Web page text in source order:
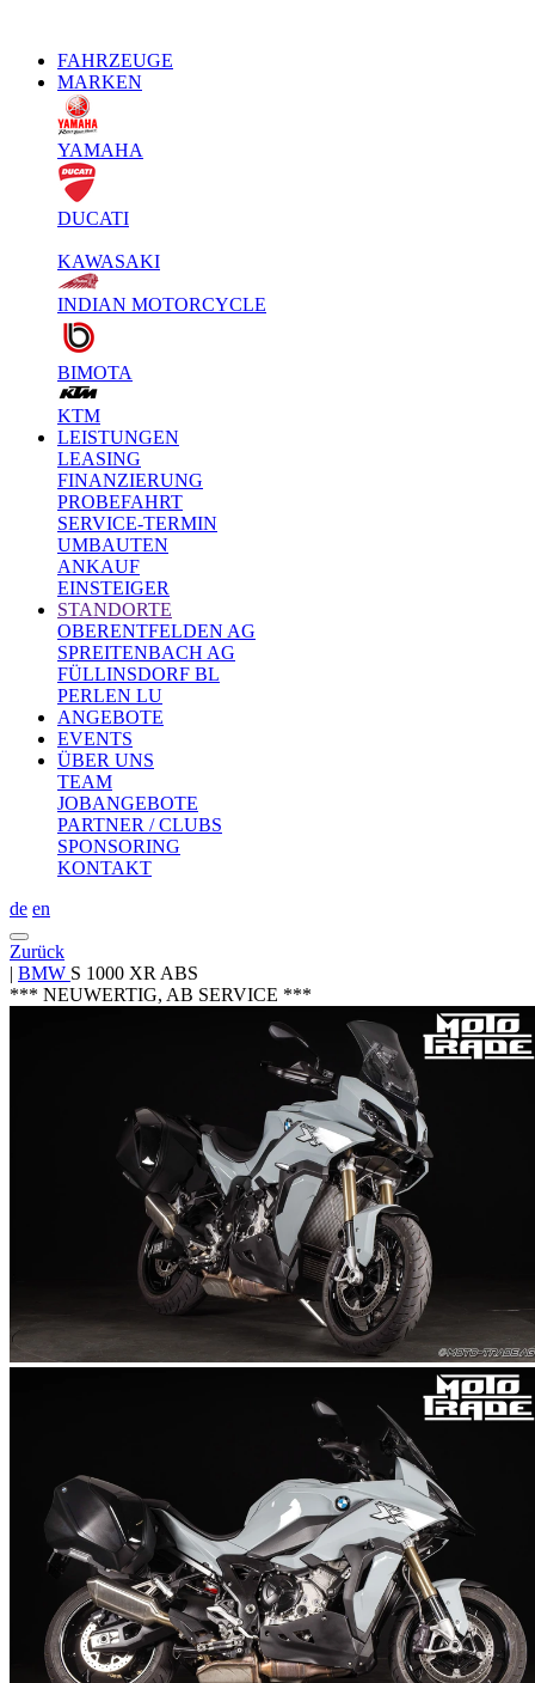
FAHRZEUGE
MARKEN
YAMAHA
DUCATI
KAWASAKI
INDIAN MOTORCYCLE
BIMOTA
KTM
LEISTUNGEN
LEASING
FINANZIERUNG
PROBEFAHRT
SERVICE-TERMIN
UMBAUTEN
ANKAUF
EINSTEIGER
STANDORTE
OBERENTFELDEN AG
SPREITENBACH AG
FÜLLINSDORF BL
PERLEN LU
ANGEBOTE
EVENTS
ÜBER UNS
TEAM
JOBANGEBOTE
PARTNER / CLUBS
SPONSORING
KONTAKT
de en
Zurück
| BMW S 1000 XR ABS
*** NEUWERTIG, AB SERVICE ***